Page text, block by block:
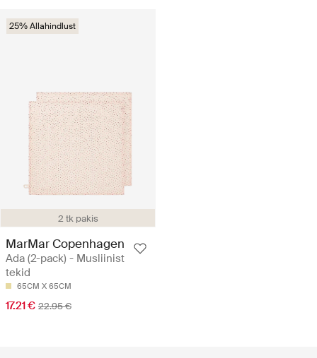
2 tk pakis
25% Allahindlust
MarMar Copenhagen
Ada (2-pack) - Musliinist
tekid
65CM X 65CM
17.21 € 22.95 €